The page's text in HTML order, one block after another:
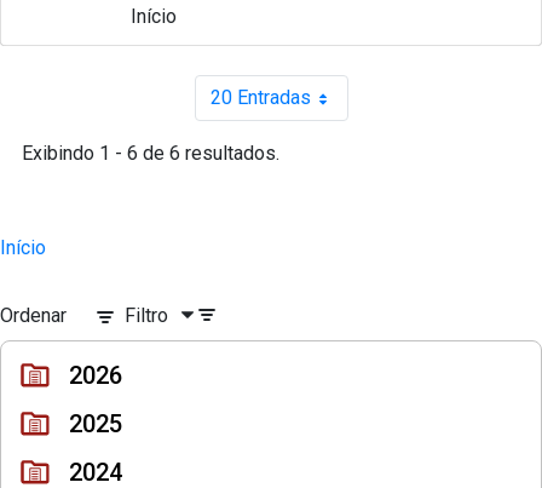
Início
20 EntradasPor página
Exibindo 1 - 6 de 6 resultados.
Início
Ordenar Filtro
2026
2025
2024